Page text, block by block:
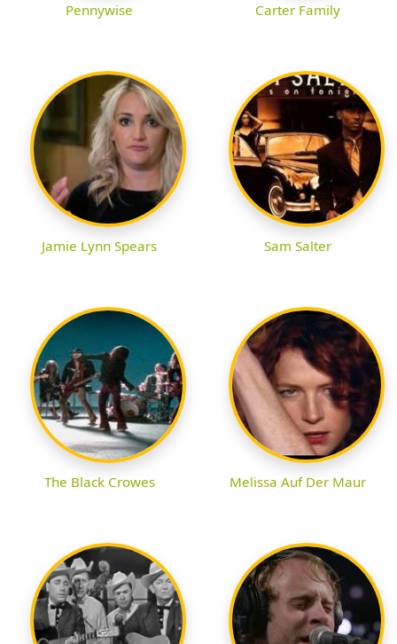
Pennywise Carter Family
Jamie Lynn Spears Sam Salter
The Black Crowes Melissa Auf Der Maur